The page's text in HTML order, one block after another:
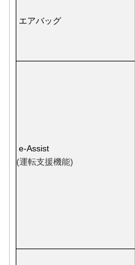
エアバッグ
e-Assist
(運転支援機能)